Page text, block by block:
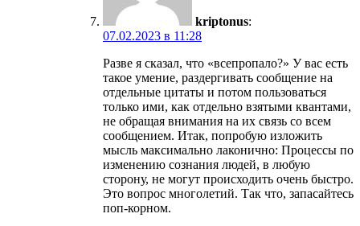
kriptonus:
07.02.2023 в 11:28
Разве я сказал, что «всепропало?» У вас есть
такое умение, раздергивать сообщение на
отдельные цитаты и потом пользоваться
только ими, как отдельно взятыми квантами,
не обращая внимания на их связь со всем
сообщением. Итак, попробую изложить
мысль максимально лаконично: Процессы по
изменению сознания людей, в любую
сторону, не могут происходить очень быстро.
Это вопрос многолетий. Так что, запасайтесь
поп-корном.